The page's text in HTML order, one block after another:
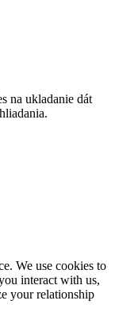
na ukladanie dát
We use cookies to
interact with us,
your relationship